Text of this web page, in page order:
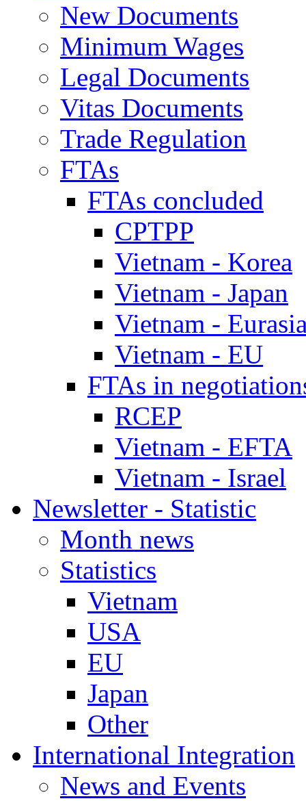
New Documents
Minimum Wages
Legal Documents
Vitas Documents
Trade Regulation
FTAs
FTAs concluded
CPTPP
Vietnam - Korea
Vietnam - Japan
Vietnam -
Vietnam - EU
FTAs in
RCEP
Vietnam - EFTA
Vietnam - Israel
Newsletter - Statistic
Month news
Statistics
Vietnam
USA
EU
Japan
Other
International Integration
News and Events